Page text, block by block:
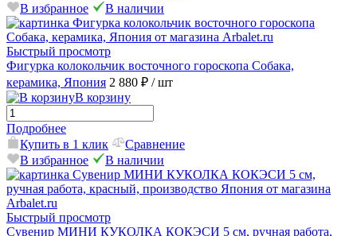
В избранное
В наличии
Быстрый просмотр
Фигурка колокольчик восточного гороскопа Собака,
керамика, Япония 2 880 ₽ / шт
В корзину
Подробнее
Купить в 1 клик
Сравнение
В избранное
В наличии
Быстрый просмотр
Сувенир МИНИ КУКОЛКА КОКЭСИ 5 см, ручная работа,